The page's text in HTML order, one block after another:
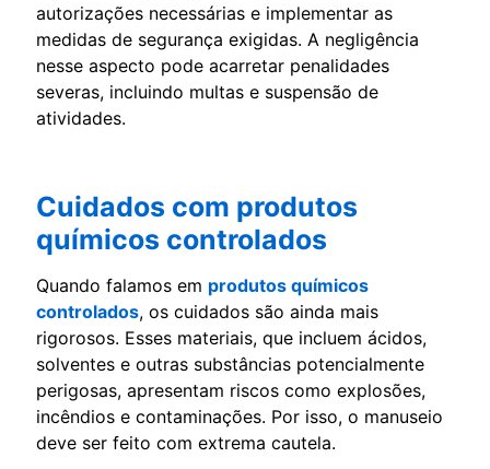
autorizações necessárias e implementar as
medidas de segurança exigidas. A negligência
nesse aspecto pode acarretar penalidades
severas, incluindo multas e suspensão de
atividades.
Cuidados com produtos
químicos controlados
Quando falamos em produtos químicos
controlados, os cuidados são ainda mais
rigorosos. Esses materiais, que incluem ácidos,
solventes e outras substâncias potencialmente
perigosas, apresentam riscos como explosões,
incêndios e contaminações. Por isso, o manuseio
deve ser feito com extrema cautela.